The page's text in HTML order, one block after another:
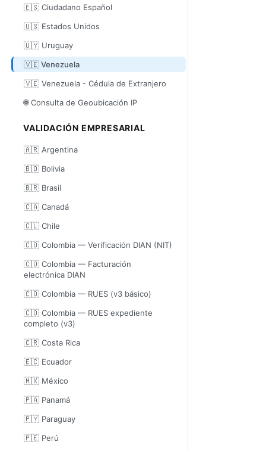
🇪🇸 Ciudadano Español
🇺🇸 Estados Unidos
🇺🇾 Uruguay
🇻🇪 Venezuela
🇻🇪 Venezuela - Cédula de Extranjero
🌐 Consulta de Geoubicación IP
VALIDACIÓN EMPRESARIAL
🇦🇷 Argentina
🇧🇴 Bolivia
🇧🇷 Brasil
🇨🇦 Canadá
🇨🇱 Chile
🇨🇴 Colombia — Verificación DIAN (NIT)
🇨🇴 Colombia — Facturación
electrónica DIAN
🇨🇴 Colombia — RUES (v3 básico)
🇨🇴 Colombia — RUES expediente
completo (v3)
🇨🇷 Costa Rica
🇪🇨 Ecuador
🇲🇽 México
🇵🇦 Panamá
🇵🇾 Paraguay
🇵🇪 Perú